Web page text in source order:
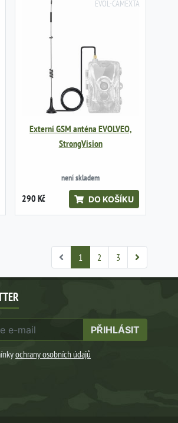
EVOL-CAMEXTA
Externí GSM anténa EVOLVEO,
StrongVision
není skladem
290 Kč DO KOŠÍKU
1 2 3
PŘIHLÁSIT
ochrany osobních údajů